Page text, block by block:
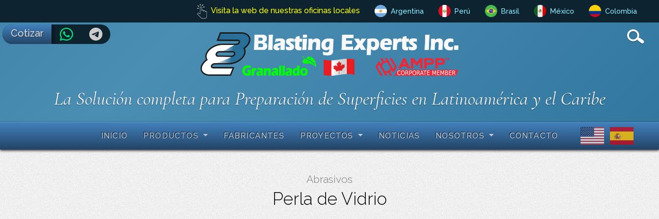
Visita la web de nuestras oficinas locales Argentina Perú Brasil México Colombia
La Solución completa para Preparación de Superficies en Latinoamérica y el Caribe
INICIO PRODUCTOS FABRICANTES PROYECTOS NOTICIAS NOSOTROS CONTACTO
Abrasivos
Perla de Vidrio
Cotizar